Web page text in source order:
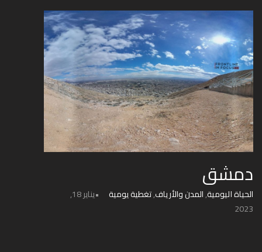
دمشق
الحياة اليومية,المدن والأرياف,تغطية يومية
يناير 18,
2023